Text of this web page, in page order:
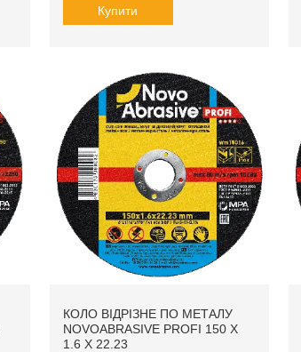
Купити
КОЛО ВІДРІЗНЕ ПО МЕТАЛУ
NOVOABRASIVE PROFI 150 X
1.6 X 22.23